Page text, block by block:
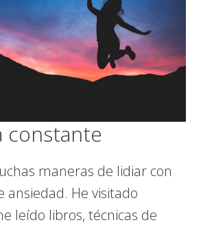
constante
maneras de lidiar con
ansiedad. He visitado
leído libros, técnicas de